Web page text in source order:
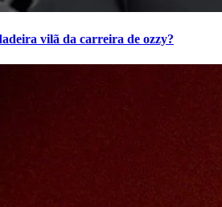
vilã da carreira de ozzy?